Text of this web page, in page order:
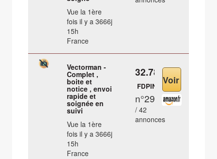
Vue la 1ère
fois il y a 3666j
15h
France
Vectorman -
Complet ,
boite et
notice , envoi
rapide et
soignée en
suivi
Vue la 1ère
fois il y a 3666j
15h
France
32.78 €
FDPIN
n°29
/ 42
annonces